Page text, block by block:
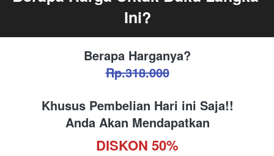
Ini?
Berapa Harganya?
Rp.318.000
Khusus Pembelian Hari ini Saja!!
Anda Akan Mendapatkan
DISKON 50%